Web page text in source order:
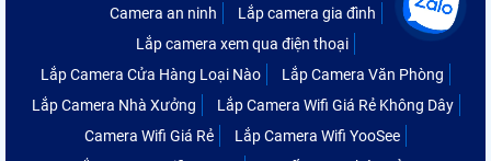
Camera an ninh
Lắp camera gia đình
Lắp camera xem qua điện thoại
Lắp Camera Cửa Hàng Loại Nào
Lắp Camera Văn Phòng
Lắp Camera Nhà Xưởng
Lắp Camera Wifi Giá Rẻ Không Dây
Camera Wifi Giá Rẻ
Lắp Camera Wifi YooSee